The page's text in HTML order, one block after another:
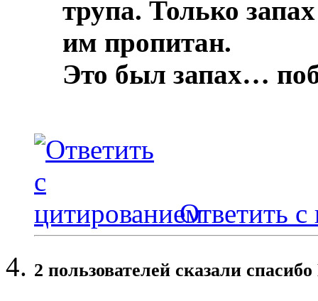
трупа. Только
им пропитан.
Это был запах…
Ответить с
2 пользователей сказали